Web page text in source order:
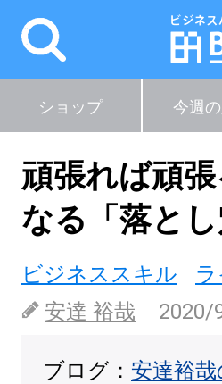
ショップ 今週
頑張れば頑
なる「落とし
ビジネススキル
安達 裕哉
2020/
ブログ： 安達裕